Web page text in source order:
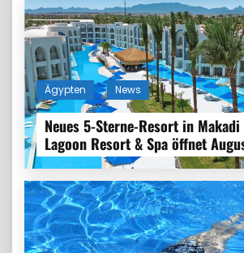
Ägypten News
Neues 5-Sterne-Resort in
Lagoon Resort & Spa öffnet